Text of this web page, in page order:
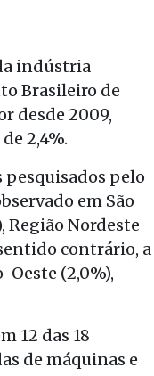
indústria
Brasileiro de
desde 2009,
2,4%.
pesquisados pelo
em São
Região Nordeste
sentido contrário, a
(2,0%),
12 das 18
de máquinas e